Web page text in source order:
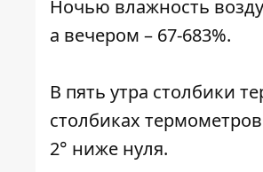
Ночью влажность
а вечером – 67-683%.
В пять утра столбики
столбиках
2° ниже нуля.